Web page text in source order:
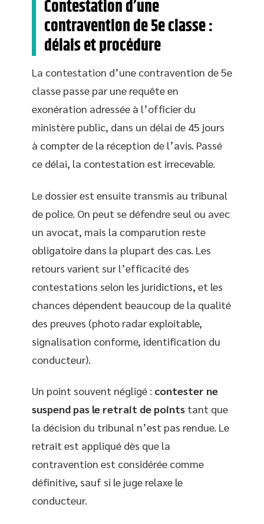
Contestation d’une
contravention de 5e classe :
délais et procédure
La contestation d’une contravention de 5e
classe passe par une requête en
exonération adressée à l’officier du
ministère public, dans un délai de 45 jours
à compter de la réception de l’avis. Passé
ce délai, la contestation est irrecevable.
Le dossier est ensuite transmis au tribunal
de police. On peut se défendre seul ou avec
un avocat, mais la comparution reste
obligatoire dans la plupart des cas. Les
retours varient sur l’efficacité des
contestations selon les juridictions, et les
chances dépendent beaucoup de la qualité
des preuves (photo radar exploitable,
signalisation conforme, identification du
conducteur).
Un point souvent négligé : contester ne
suspend pas le retrait de points tant que
la décision du tribunal n’est pas rendue. Le
retrait est appliqué dès que la
contravention est considérée comme
définitive, sauf si le juge relaxe le
conducteur.